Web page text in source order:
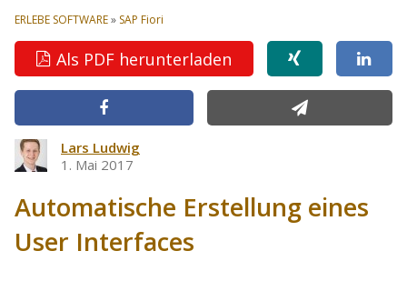
ERLEBE SOFTWARE» SAP Fiori
Als PDF herunterladen
Lars Ludwig
1. Mai 2017
Automatische Erstellung eines
User Interfaces